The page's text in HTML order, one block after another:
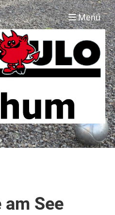
Menü
See